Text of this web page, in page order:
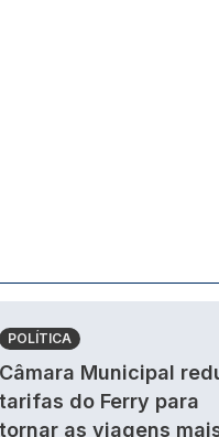
POLÍTICA
Câmara Municipal
tarifas do Ferry para
tornar as viagens